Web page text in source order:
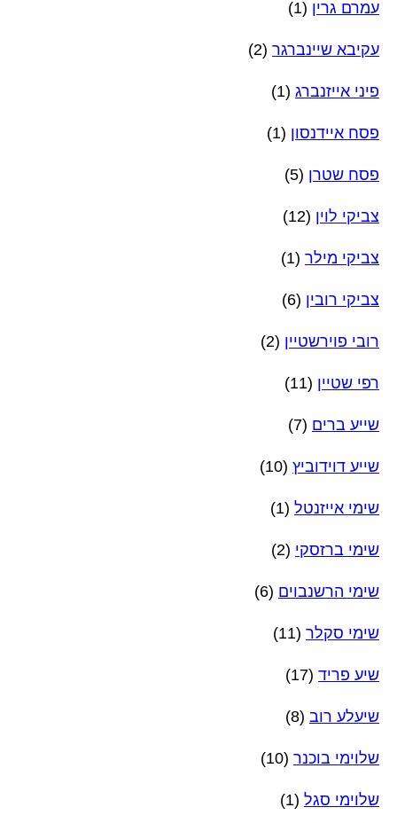
עמרם גרין (1)
עקיבא שיינברגר (2)
פיני אייזנברג (1)
פסח איידנסון (1)
פסח שטרן (5)
צביקי לוין (12)
צביקי מילר (1)
צביקי רובין (6)
רובי פוירשטיין (2)
רפי שטיין (11)
שייע ברים (7)
שייע דוידוביץ (10)
שימי אייזנטל (1)
שימי ברזסקי (2)
שימי הרשנבוים (6)
שימי סקלר (11)
שיע פריד (17)
שיעלע רוב (8)
שלוימי בוכנר (10)
שלוימי סגל (1)